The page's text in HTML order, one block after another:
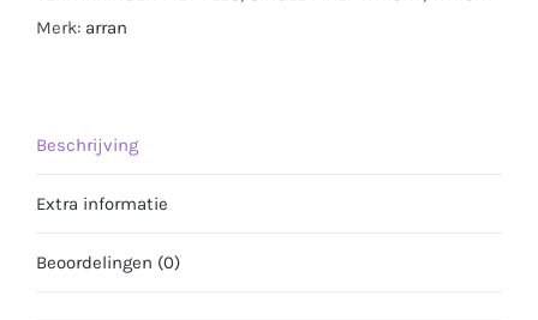
Merk: arran
Beschrijving
Extra informatie
Beoordelingen (0)